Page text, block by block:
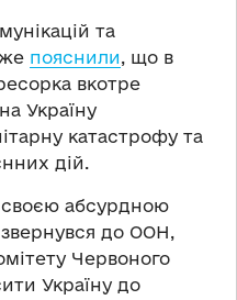
та
пояснили, що в
вкотре
Україну
катастрофу та
дій.
своєю абсурдною
звернувся до ООН,
Червоного
Україну до